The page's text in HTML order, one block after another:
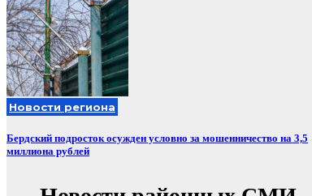
Новости региона
Бердский подросток осужден условно за мошенничество на 3,5
миллиона рублей